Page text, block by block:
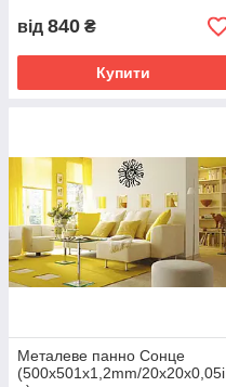
від 840 ₴
Купити
Металеве панно Сонце
(500x501x1,2mm/20x20x0,05i